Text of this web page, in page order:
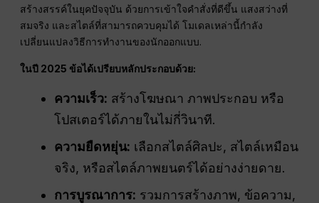
สร้างสรรค์ในยุคปัจจุบัน ด้วยการเข้าใจคำสั่งที่ดีขึ้น แสงสว่างที่
สมจริง และสไตล์ที่สามารถควบคุมได้ โมเดลเหล่านี้กำลัง
เปลี่ยนแปลงวิธีการทำงานของนักออกแบบ.
ในปี 2025 ข้อได้เปรียบหลักประกอบด้วย:
ความเร็ว: สร้างโฆษณา ภาพประกอบ หรือ
โปสเตอร์ได้ภายในไม่กี่วินาที.
ความยืดหยุ่น: เลือกสไตล์ศิลปะ, สไตล์เหมือน
จริง, หรือสไตล์ภาพยนตร์ได้อย่างง่ายดาย.
การบูรณาการ: รวมการสร้างภาพ, ข้อความ,